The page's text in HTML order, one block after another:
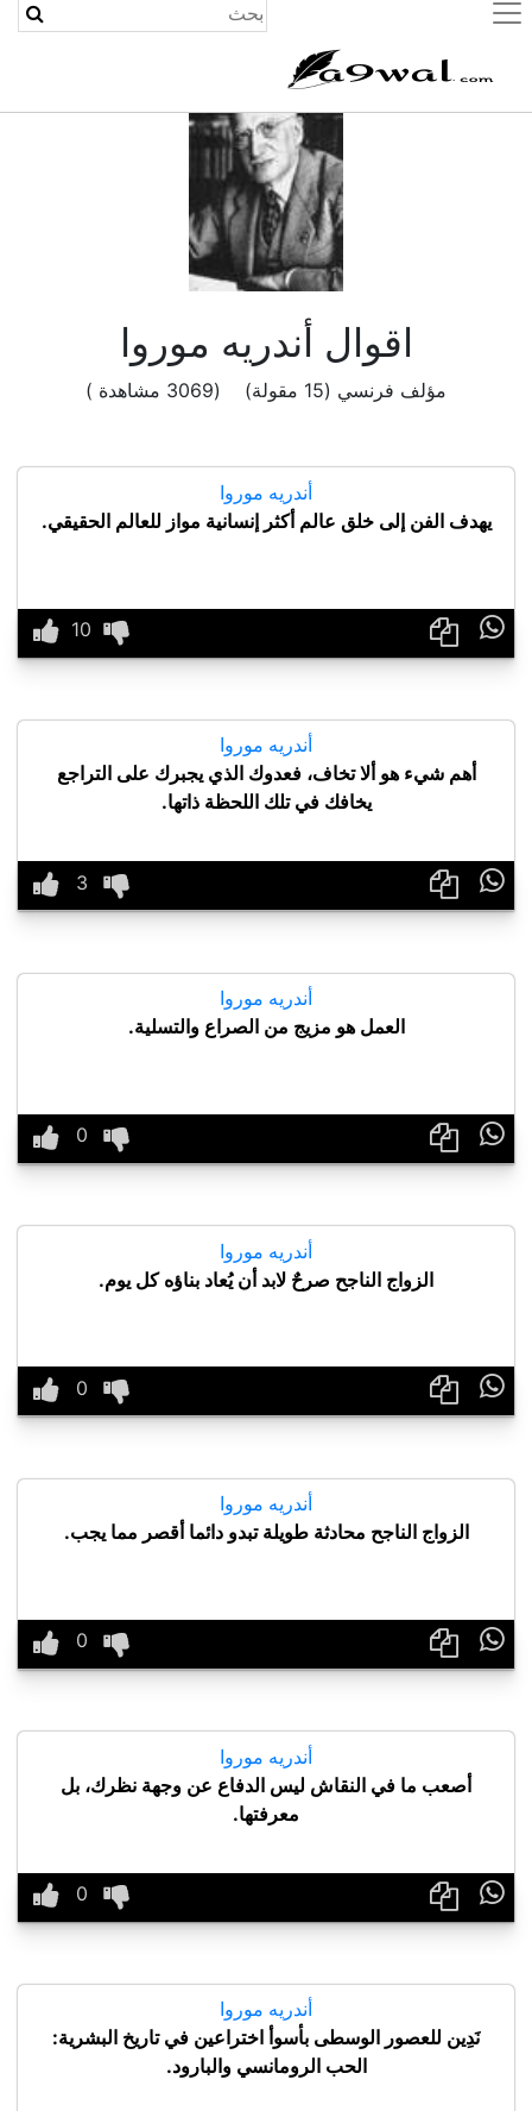
(current)
اقوال أندريه موروا
مؤلف فرنسي (15 مقولة) (3069 مشاهدة )
أندريه موروا
يهدف الفن إلى خلق عالم أكثر إنسانية مواز للعالم الحقيقي.

أندريه موروا
أهم شيء هو ألا تخاف، فعدوك الذي يجبرك على التراجع
يخافك في تلك اللحظة ذاتها.

أندريه موروا
العمل هو مزيج من الصراع والتسلية.

أندريه موروا
الزواج الناجح صرحٌ لابد أن يُعاد بناؤه كل يوم.

أندريه موروا
الزواج الناجح محادثة طويلة تبدو دائما أقصر مما يجب.

أندريه موروا
أصعب ما في النقاش ليس الدفاع عن وجهة نظرك، بل
معرفتها.

أندريه موروا
نَدِين للعصور الوسطى بأسوأ اختراعين في تاريخ البشرية:
الحب الرومانسي والبارود.